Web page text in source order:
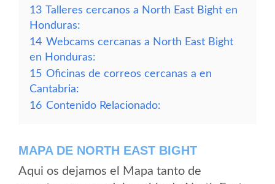
13 Talleres cercanos a North East Bight en
Honduras:
14 Webcams cercanas a North East Bight
en Honduras:
15 Oficinas de correos cercanas a en
Cantabria:
16 Contenido Relacionado:
MAPA DE NORTH EAST BIGHT
Aqui os dejamos el Mapa tanto de